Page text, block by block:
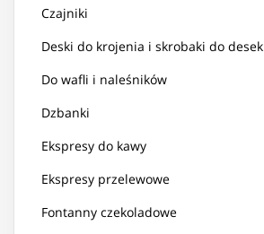
Czajniki
Deski do krojenia i skrobaki do desek
Do wafli i naleśników
Dzbanki
Ekspresy do kawy
Ekspresy przelewowe
Fontanny czekoladowe